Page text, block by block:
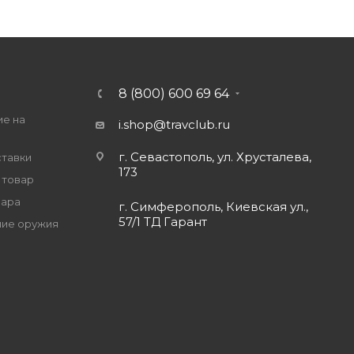
на
оружия
8 (800) 600 69 64
i.shop@travclub.ru
г. Севастополь, ул. Хрусталева,
173
г. Симферополь, Киевская ул.,
57/1 ТД Гарант